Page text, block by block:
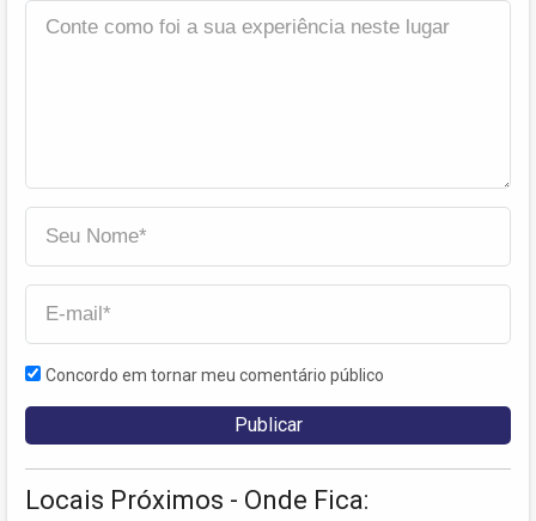
Concordo em tornar meu comentário público
Locais Próximos - Onde Fica: